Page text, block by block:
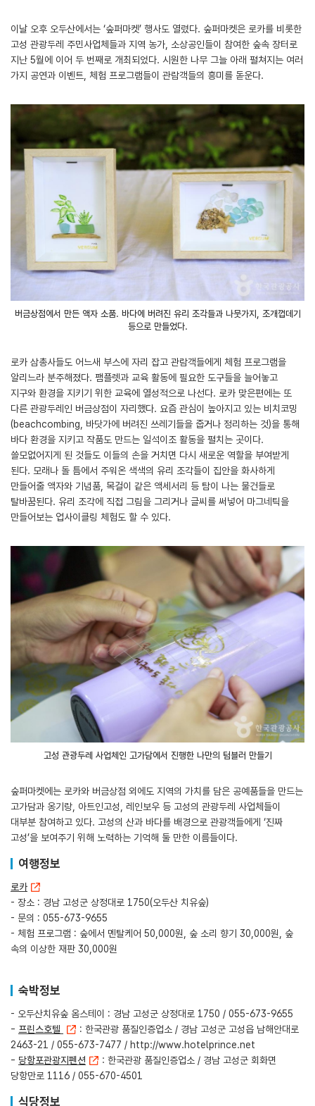
이날 오후 오두산에서는 ‘숲퍼마켓’ 행사도 열렸다. 숲퍼마켓은 로카를 비롯한
고성 관광두레 주민사업체들과 지역 농가, 소상공인들이 참여한 숲속 장터로
지난 5월에 이어 두 번째로 개최되었다. 시원한 나무 그늘 아래 펼쳐지는 여러
가지 공연과 이벤트, 체험 프로그램들이 관람객들의 흥미를 돋운다.
버금상점에서 만든 액자 소품. 바다에 버려진 유리 조각들과 나뭇가지, 조개껍데기
등으로 만들었다.
로카 삼총사들도 어느새 부스에 자리 잡고 관람객들에게 체험 프로그램을
알리느라 분주해졌다. 팸플렛과 교육 활동에 필요한 도구들을 늘어놓고
지구와 환경을 지키기 위한 교육에 열성적으로 나선다. 로카 맞은편에는 또
다른 관광두레인 버금상점이 자리했다. 요즘 관심이 높아지고 있는 비치코밍
(beachcombing, 바닷가에 버려진 쓰레기들을 줍거나 정리하는 것)을 통해
바다 환경을 지키고 작품도 만드는 일석이조 활동을 펼치는 곳이다.
쓸모없어지게 된 것들도 이들의 손을 거치면 다시 새로운 역할을 부여받게
된다. 모래나 돌 틈에서 주워온 색색의 유리 조각들이 집안을 화사하게
만들어줄 액자와 기념품, 목걸이 같은 액세서리 등 탐이 나는 물건들로
탈바꿈된다. 유리 조각에 직접 그림을 그리거나 글씨를 써넣어 마그네틱을
만들어보는 업사이클링 체험도 할 수 있다.
고성 관광두레 사업체인 고가담에서 진행한 나만의 텀블러 만들기
숲퍼마켓에는 로카와 버금상점 외에도 지역의 가치를 담은 공예품들을 만드는
고가담과 옹기랑, 아트인고성, 레인보우 등 고성의 관광두레 사업체들이
대부분 참여하고 있다. 고성의 산과 바다를 배경으로 관광객들에게 ‘진짜
고성’을 보여주기 위해 노력하는 기억해 둘 만한 이름들이다.
여행정보
로카
- 장소 : 경남 고성군 상정대로 1750(오두산 치유숲)
- 문의 : 055-673-9655
- 체험 프로그램 : 숲에서 멘탈케어 50,000원, 숲 소리 향기 30,000원, 숲
속의 이상한 재판 30,000원
숙박정보
- 오두산치유숲 옴스테이 : 경남 고성군 상정대로 1750 / 055-673-9655
- 프린스호텔
: 한국관광 품질인증업소 / 경남 고성군 고성읍 남해안대로
2463-21 / 055-673-7477 / http://www.hotelprince.net
- 당항포관광지펜션
: 한국관광 품질인증업소 / 경남 고성군 회화면
당항만로 1116 / 055-670-4501
식당정보